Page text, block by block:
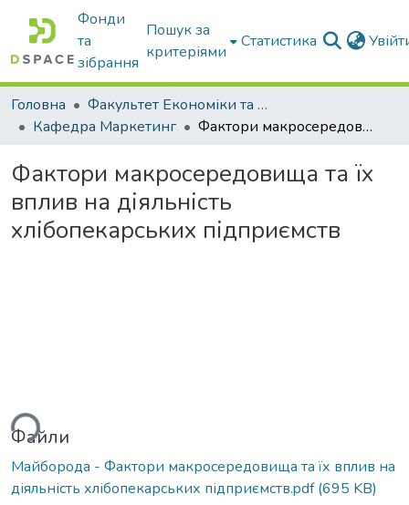
Фонди
та
зібрання
Пошук за
критеріями
Статистика
Головна
Факультет Економіки та бізнесу
Кафедра Маркетинг
Фактори макросередовища та їх вплив на діяльність хлібопекарських підприємств
Фактори макросередовища та їх
вплив на діяльність
хлібопекарських підприємств
Файли
Майборода - Фактори макросередовища та їх вплив на
діяльність хлібопекарських підприємств.pdf(695 KB)